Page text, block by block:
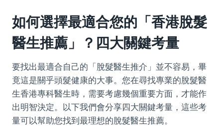
如何選擇最適合您的「香港脫髮
醫生推薦」？四大關鍵考量
要找出最適合自己的「脫髮醫生推介」並不容易，畢
竟這是關乎頭髮健康的大事。您在尋找專業的脫髮醫
生香港專科醫生時，需要考慮幾個重要方面，才能作
出明智決定。以下我們會分享四大關鍵考量，這些考
量可以幫助您找到最理想的脫髮醫生推薦。